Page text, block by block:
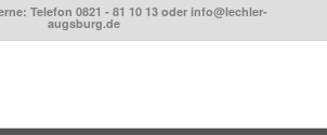
Telefon 0821 - 81 10 13 oder info@lechler-
augsburg.de